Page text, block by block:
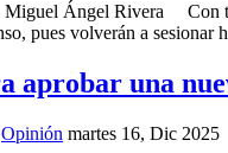
Ángel Rivera Con toda
pues volverán a
aprobar una
Opinión martes 16, Dic 2025